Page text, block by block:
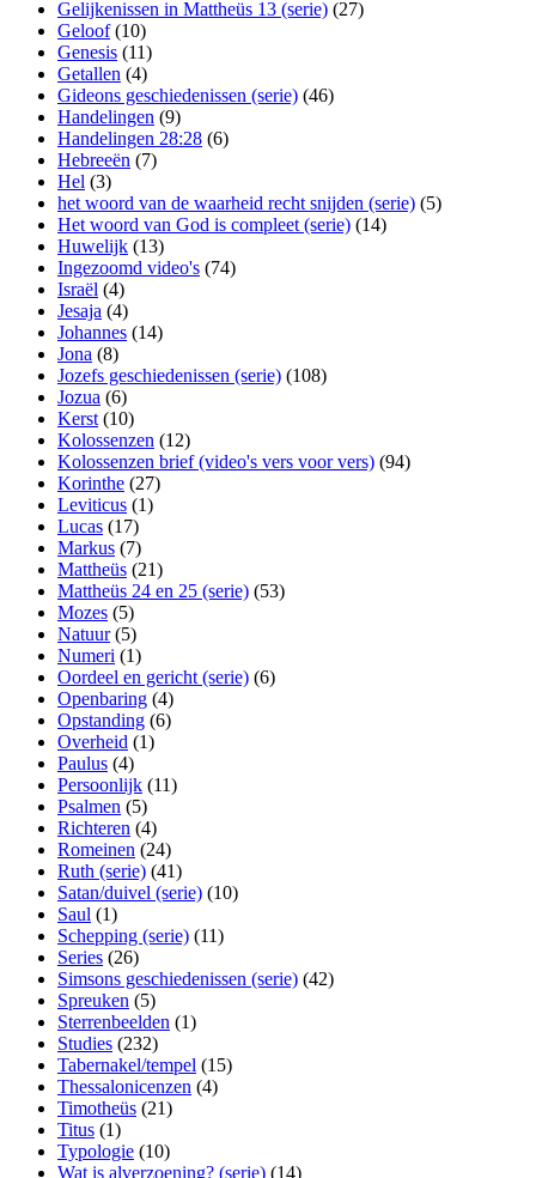
Gelijkenissen in Mattheüs 13 (serie) (27)
Geloof(10)
Genesis (11)
Getallen (4)
Gideons geschiedenissen (serie) (46)
Handelingen (9)
Handelingen 28:28 (6)
Hebreeën (7)
Hel (3)
het woord van de waarheid recht snijden (serie) (5)
Het woord van God is compleet (serie) (14)
Huwelijk (13)
Ingezoomd video's (74)
Israël (4)
Jesaja (4)
Johannes (14)
Jona (8)
Jozefs geschiedenissen (serie) (108)
Jozua (6)
Kerst (10)
Kolossenzen (12)
Kolossenzen brief (video's vers voor vers) (94)
Korinthe (27)
Leviticus (1)
Lucas (17)
Markus (7)
Mattheüs (21)
Mattheüs 24 en 25 (serie) (53)
Mozes (5)
Natuur(5)
Numeri (1)
Oordeel en gericht (serie) (6)
Openbaring (4)
Opstanding (6)
Overheid (1)
Paulus (4)
Persoonlijk (11)
Psalmen (5)
Richteren (4)
Romeinen (24)
Ruth (serie) (41)
Satan/duivel (serie) (10)
Saul (1)
Schepping (serie) (11)
Series (26)
Simsons geschiedenissen (serie) (42)
Spreuken (5)
Sterrenbeelden (1)
Studies (232)
Tabernakel/tempel (15)
Thessalonicenzen (4)
Timotheüs (21)
Titus (1)
Typologie (10)
Wat is alverzoening? (serie) (14)